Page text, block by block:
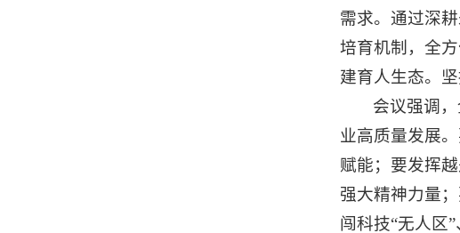
需求。通过深
培育机制，全
建育人生态。
会议强调
业高质量发展
赋能；要发挥
强大精神力量
闯科技“无人区